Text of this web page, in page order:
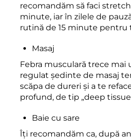
recomandăm să faci
minute, iar în zilele de
rutină de 15 minute pentru
Masaj
Febra musculară trece mai
regulat ședinte de masaj
scăpa de dureri și a te
profund, de tip „deep
Baie cu sare
Îți recomandăm ca, după